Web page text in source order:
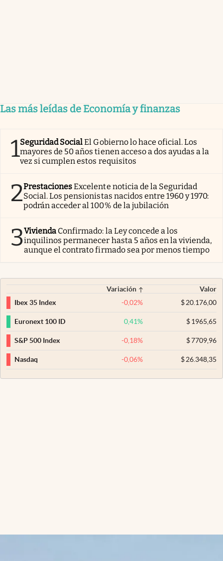
Las más leídas de Economía y finanzas
1Seguridad SocialEl Gobierno lo hace oficial. Los
mayores de 50 años tienen acceso a dos ayudas a la
vez si cumplen estos requisitos
2PrestacionesExcelente noticia de la Seguridad
Social. Los pensionistas nacidos entre 1960 y 1970:
podrán acceder al 100% de la jubilación
3Vivienda Confirmado: la Ley concede a los
inquilinos permanecer hasta 5 años en la vivienda,
aunque el contrato firmado sea por menos tiempo
Variación
Valor
Ibex 35 Index
-0,02% $20.176,00
Euronext 100 ID 0,41% $1965,65
S&P 500 Index -0,18% $7709,96
Nasdaq -0,06% $26.348,35